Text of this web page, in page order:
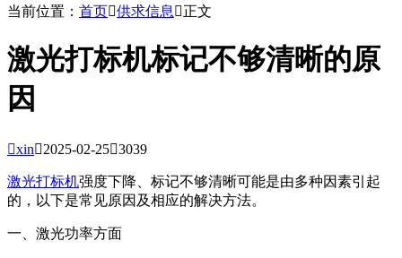
当前位置： 首页供求信息 正文
激光打标机标记不够清晰的原
因
xin2025-02-253039
激光打标机强度下降、标记不够清晰可能是由多种因素引起
的，以下是常见原因及相应的解决方法。
一、激光功率方面